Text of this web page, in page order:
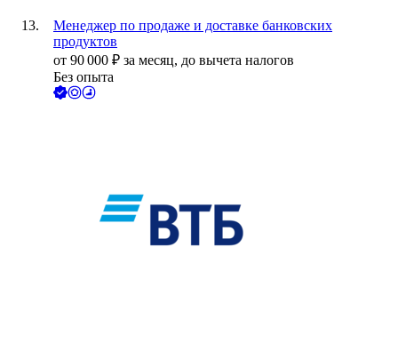
Менеджер по продаже и доставке банковских
продуктов
от 90 000 ₽ за месяц, до вычета налогов
Без опыта